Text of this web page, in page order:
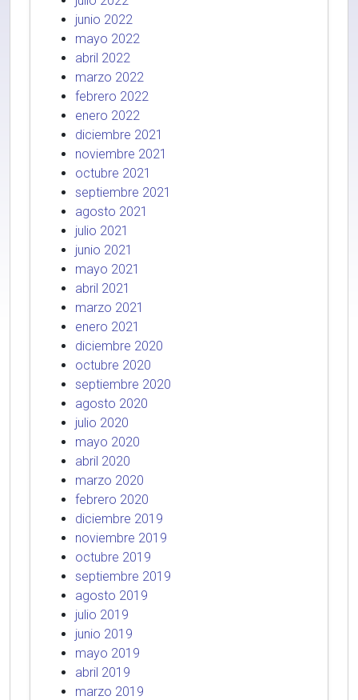
junio 2022
mayo 2022
abril 2022
marzo 2022
febrero 2022
enero 2022
diciembre 2021
noviembre 2021
octubre 2021
septiembre 2021
agosto 2021
julio 2021
junio 2021
mayo 2021
abril 2021
marzo 2021
enero 2021
diciembre 2020
octubre 2020
septiembre 2020
agosto 2020
julio 2020
mayo 2020
abril 2020
marzo 2020
febrero 2020
diciembre 2019
noviembre 2019
octubre 2019
septiembre 2019
agosto 2019
julio 2019
junio 2019
mayo 2019
abril 2019
marzo 2019